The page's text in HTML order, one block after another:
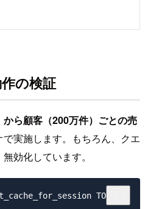
の検証
ら顧客（200万件）ごとの売
実施します。もちろん、クエ
効化しています。
TO OFF;